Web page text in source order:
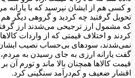
و کسی هم از ایشان نپرسید که با یارانه
تحویل گرفتید چه کردید و گروهی دیگر
که مشمول ارز ترجیحی می‌شدند ارز
کردند و اختلاف قیمتی که از واردات
نمی‌شدند، سودهای بی‌حساب نصیب
گفت یارانه ارزی به جای رسیدن به
قیمت کالاها همچنان بالا ماند و تورم آن
اقشار ضعیف و کم‌درآمد سنگینی کرد.